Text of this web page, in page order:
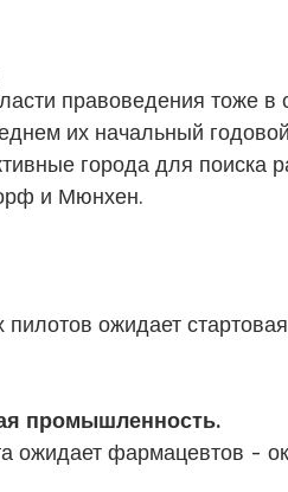
правоведения тоже
их начальный
города для
и Мюнхен.
ожидает
промышленность.
ожидает фармацевтов -